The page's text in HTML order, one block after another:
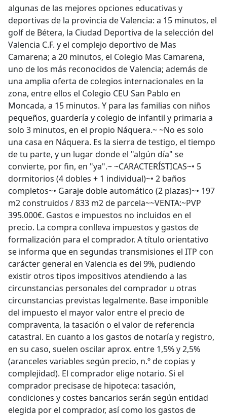
algunas de las mejores opciones educativas y
deportivas de la provincia de Valencia: a 15 minutos, el
golf de Bétera, la Ciudad Deportiva de la selección del
Valencia C.F. y el complejo deportivo de Mas
Camarena; a 20 minutos, el Colegio Mas Camarena,
uno de los más reconocidos de Valencia; además de
una amplia oferta de colegios internacionales en la
zona, entre ellos el Colegio CEU San Pablo en
Moncada, a 15 minutos. Y para las familias con niños
pequeños, guardería y colegio de infantil y primaria a
solo 3 minutos, en el propio Náquera.~ ~No es solo
una casa en Náquera. Es la sierra de testigo, el tiempo
de tu parte, y un lugar donde el "algún día" se
convierte, por fin, en "ya".~ ~CARACTERÍSTICAS~•⁠ ⁠5
dormitorios (4 dobles + 1 individual)~•⁠ ⁠2 baños
completos~•⁠ ⁠Garaje doble automático (2 plazas)~•⁠ ⁠197
m2 construidos / 833 m2 de parcela~~VENTA:~PVP
395.000€. Gastos e impuestos no incluidos en el
precio. La compra conlleva impuestos y gastos de
formalización para el comprador. A título orientativo
se informa que en segundas transmisiones el ITP con
carácter general en Valencia es del 9%, pudiendo
existir otros tipos impositivos atendiendo a las
circunstancias personales del comprador u otras
circunstancias previstas legalmente. Base imponible
del impuesto el mayor valor entre el precio de
compraventa, la tasación o el valor de referencia
catastral. En cuanto a los gastos de notaría y registro,
en su caso, suelen oscilar aprox. entre 1,5% y 2,5%
(aranceles variables según precio, n.º de copias y
complejidad). El comprador elige notario. Si el
comprador precisase de hipoteca: tasación,
condiciones y costes bancarios serán según entidad
elegida por el comprador, así como los gastos de